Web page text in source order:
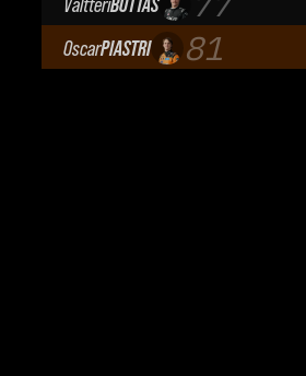
Cadillac Formula 1 Team
OscarPIASTRI 81